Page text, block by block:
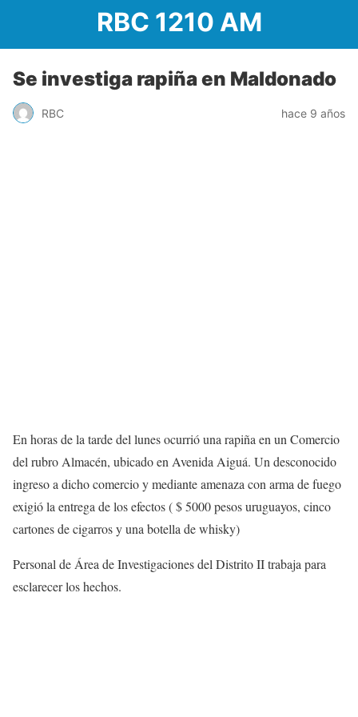
RBC 1210 AM
Se investiga rapiña en Maldonado
RBC hace 9 años
En horas de la tarde del lunes ocurrió una rapiña en un Comercio
del rubro Almacén, ubicado en Avenida Aiguá. Un desconocido
ingreso a dicho comercio y mediante amenaza con arma de fuego
exigió la entrega de los efectos ( $ 5000 pesos uruguayos, cinco
cartones de cigarros y una botella de whisky)
Personal de Área de Investigaciones del Distrito II trabaja para
esclarecer los hechos.